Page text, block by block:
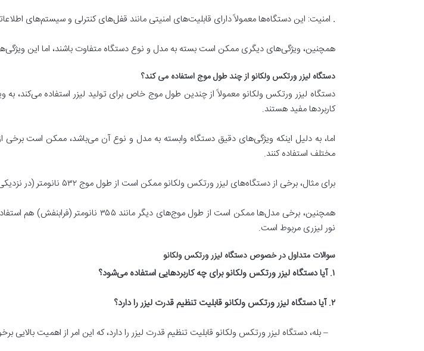
. امنیت: این دستگاه‌ها معمولاً دارای قابلیت‌های امنیتی مانند قفل‌های کنترلی و سیستم‌های
همچنین، ویژگی‌های دیگری ممکن است بسته به مدل و نوع دستگاه متفاوت باشند، اما این
دستگاه لیزر ورتکس ولکانو از چند طول موج استفاده می کند؟
کاربردها مفید هستند.
اما، به دلیل اینکه ویژگی‌های دقیق دستگاه وابسته به مدل و نوع آن می‌باشد، ممکن است
مختلف استفاده کنند.
برای مثال، برخی از دستگاه‌های لیزر ورتکس ولکانو ممکن است از طول موج ۵۳۲ نانومتر (در نزدیکی مرئی) و یا ۱۰۶۴ نانومتر (در نزدیکی نزدیک به نزدیک به نور مرئی) استفاده کنند.
همچنین، برخی مدل‌ها ممکن است از طول
نور لیزری مربوط است.
سوالات متداول در خصوص دستگاه لیزر ورتکس ولکانو
۱. آیا دستگاه لیزر ورتکس ولکانو برای چه کاربردهایی استفاده می‌شود؟
۲. آیا دستگاه لیزر ورتکس ولکانو قابلیت تنظیم قدرت لیزر را دارد؟
– بله، دستگاه لیزر ورتکس ولکانو قابلیت تنظیم قدرت لیزر را دارد، که این امر از اهمیت بالایی